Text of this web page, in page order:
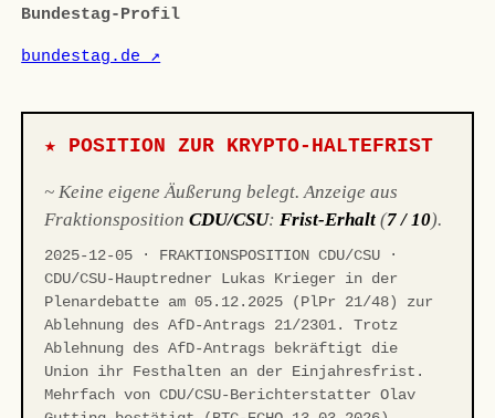
Bundestag-Profil
bundestag.de ↗
★ POSITION ZUR KRYPTO-HALTEFRIST
~ Keine eigene Äußerung belegt. Anzeige aus
FraktionspositionCDU/CSU:Frist-Erhalt (7 / 10).
2025-12-05 · FRAKTIONSPOSITION CDU/CSU ·
CDU/CSU-Hauptredner Lukas Krieger in der
Plenardebatte am 05.12.2025 (PlPr 21/48) zur
Ablehnung des AfD-Antrags 21/2301. Trotz
Ablehnung des AfD-Antrags bekräftigt die
Union ihr Festhalten an der Einjahresfrist.
Mehrfach von CDU/CSU-Berichterstatter Olav